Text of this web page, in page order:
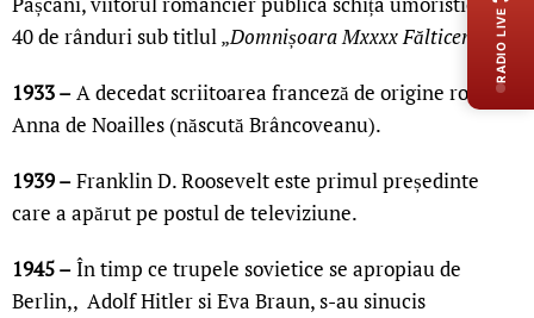
40 de rânduri sub titlul „Domnișoara Mxxxx Fălticeni.
1933 –A decedat scriitoarea franceză de origine romana
Anna de Noailles (născută Brâncoveanu).
1939 –Franklin D. Roosevelt este primul președinte
care a apărut pe postul de televiziune.
1945 –În timp ce trupele sovietice se apropiau de
Berlin,, Adolf Hitler si Eva Braun, s-au sinucis
RADIO LIVE